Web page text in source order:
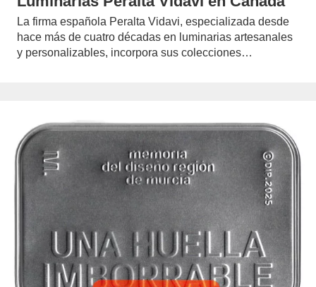
La firma española Peralta Vidavi, especializada desde
hace más de cuatro décadas en luminarias artesanales
y personalizables, incorpora sus colecciones…